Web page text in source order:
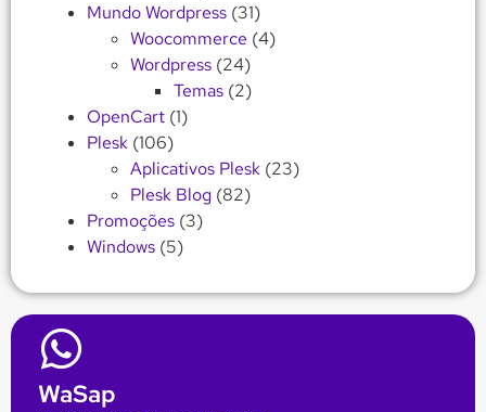
Mundo Wordpress (31)
Woocommerce (4)
Wordpress (24)
Temas (2)
OpenCart (1)
Plesk (106)
Aplicativos Plesk (23)
Plesk Blog (82)
Promoções (3)
Windows (5)
WaSap